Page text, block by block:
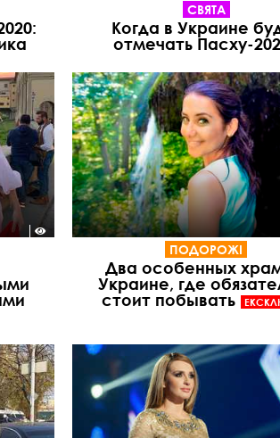
СВЯТА
Когда в Украине
отмечать Пасху-
ПОДОРОЖІ
Два особенных
Украине, где
стоит побывать